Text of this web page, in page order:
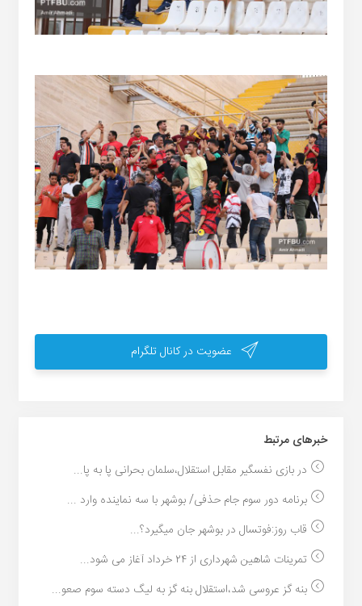
عضویت در کانال تلگرام
خبر‌های مرتبط
در بازی نفسگیر مقابل استقلال،سلمان بحرانی پا به پا...
برنامه دور سوم جام حذفی/ بوشهر با سه نماینده وارد ...
قاب روز:فوتسال در بوشهر جان میگیرد؟...
تمرینات شاهین شهرداری از ۲۴ خرداد آغاز می شود...
بنه گز عروسی شد،استقلال بنه گز به لیگ دسته سوم صعو...